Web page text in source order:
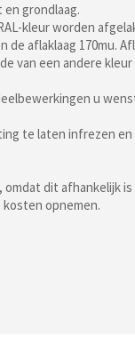
grondlaag.
kleur worden
de aflaklaag 170mu.
van een andere
u
te laten infrezen
dit afhankelijk is
opnemen.